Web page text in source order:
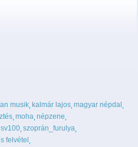
musik kalmár lajos magyar népdal
moha népzene
szoprán_furulya
felvétel